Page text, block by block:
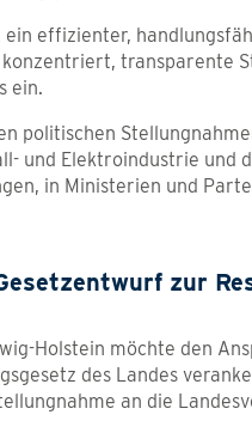
effizienter,
transparente
ein.
politischen
und Elektroindustrie und
in Ministerien und
zur
Holstein möchte den
des Landes
an die